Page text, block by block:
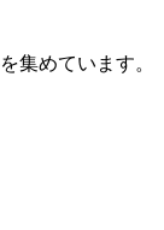
集めています。